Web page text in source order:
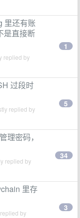
里还有账
是直接断
replied by
1
过段时
replied by
5
理密码，
replied by
34
里存
by
3